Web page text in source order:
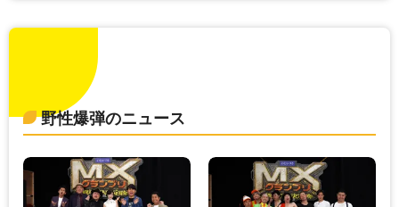
野性爆弾のニュース